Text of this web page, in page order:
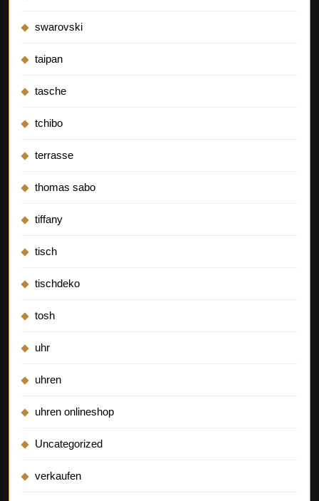
swarovski
taipan
tasche
tchibo
terrasse
thomas sabo
tiffany
tisch
tischdeko
tosh
uhr
uhren
uhren onlineshop
Uncategorized
verkaufen